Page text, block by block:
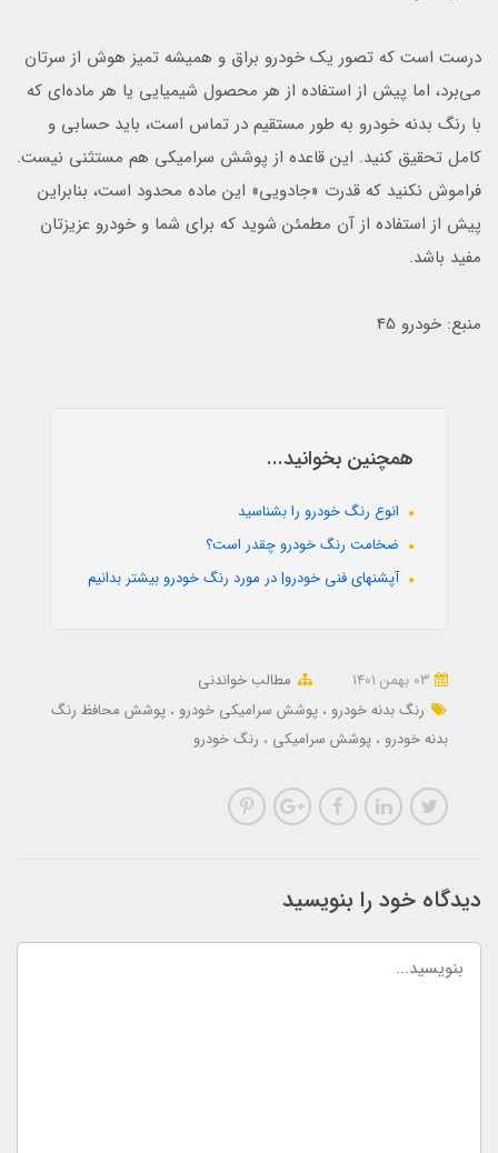
درست است که تصور یک خودرو براق و همیشه تمیز هوش از سرتان
می‌برد، اما پیش از استفاده از هر محصول شیمیایی یا هر ماده‌ای که
با رنگ بدنه خودرو به طور مستقیم در تماس است، باید حسابی و
کامل تحقیق کنید. این قاعده از پوشش سرامیکی هم مستثنی نیست.
فراموش نکنید که قدرت «جادویی» این ماده محدود است، بنابراین
پیش از استفاده از آن مطمئن شوید که برای شما و خودرو عزیزتان
مفید باشد.
منبع: خودرو 45
همچنین بخوانید...
انوع رنگ خودرو را بشناسید
ضخامت رنگ خودرو چقدر است؟
آپشنهای فنی خودرو| در مورد رنگ خودرو بیشتر بدانیم
مطالب خواندنی
رنگ بدنه خودرو
پوشش سرامیکی خودرو
پوشش محافظ رنگ
بدنه خودرو
پوشش سرامیکی رنگ خودرو
دیدگاه خود را بنویسید